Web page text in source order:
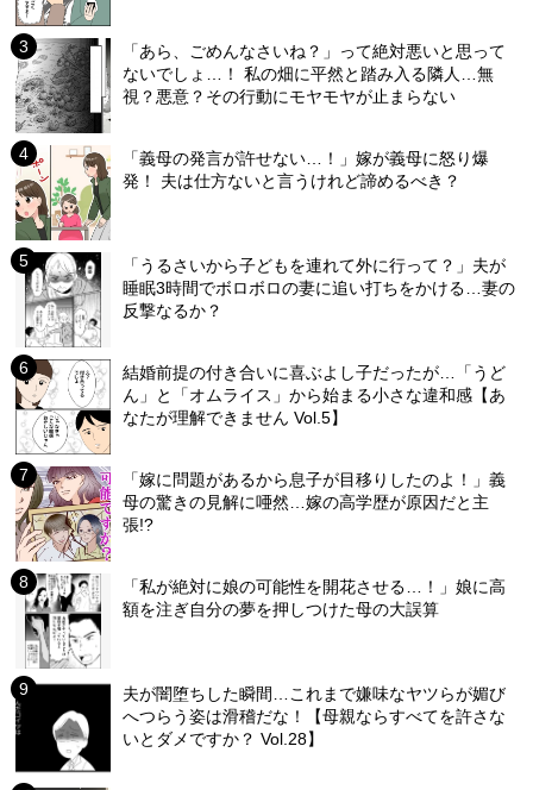
「あら、ごめんなさいね？」って絶対悪いと思って
ないでしょ…！ 私の畑に平然と踏み入る隣人…無
視？悪意？その行動にモヤモヤが止まらない
「義母の発言が許せない…！」嫁が義母に怒り爆
発！ 夫は仕方ないと言うけれど諦めるべき？
「うるさいから子どもを連れて外に行って？」夫が
睡眠3時間でボロボロの妻に追い打ちをかける…妻の
反撃なるか？
結婚前提の付き合いに喜ぶよし子だったが…「うど
ん」と「オムライス」から始まる小さな違和感【あ
なたが理解できません Vol.5】
「嫁に問題があるから息子が目移りしたのよ！」義
母の驚きの見解に唖然…嫁の高学歴が原因だと主
張!?
「私が絶対に娘の可能性を開花させる…！」娘に高
額を注ぎ自分の夢を押しつけた母の大誤算
夫が闇堕ちした瞬間…これまで嫌味なヤツらが媚び
へつらう姿は滑稽だな！【母親ならすべてを許さな
いとダメですか？ Vol.28】